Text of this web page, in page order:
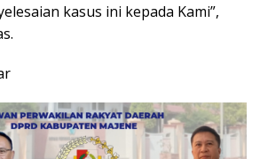
kasus ini kepada Kami”,